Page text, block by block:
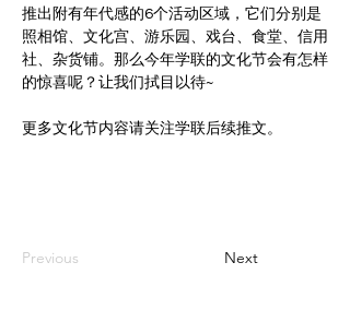
Next
Previous
推出附有年代感的6个活动区域，它们分别是
照相馆、文化宫、游乐园、戏台、食堂、信用
社、杂货铺。那么今年学联的文化节会有怎样
的惊喜呢？让我们拭目以待~